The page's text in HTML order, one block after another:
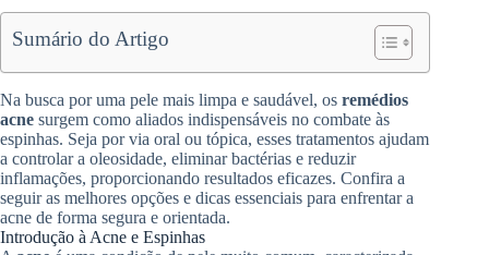
Sumário do Artigo
Na busca por uma pele mais limpa e saudável, os remédios
acne surgem como aliados indispensáveis no combate às
espinhas. Seja por via oral ou tópica, esses tratamentos ajudam
a controlar a oleosidade, eliminar bactérias e reduzir
inflamações, proporcionando resultados eficazes. Confira a
seguir as melhores opções e dicas essenciais para enfrentar a
acne de forma segura e orientada.
Introdução à Acne e Espinhas